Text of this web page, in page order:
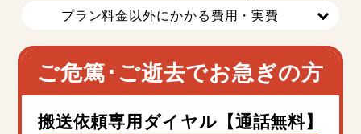
プラン料金以外にかかる費用・実費
ご危篤･ご逝去でお急ぎの方
搬送依頼専用ダイヤル【通話無料】